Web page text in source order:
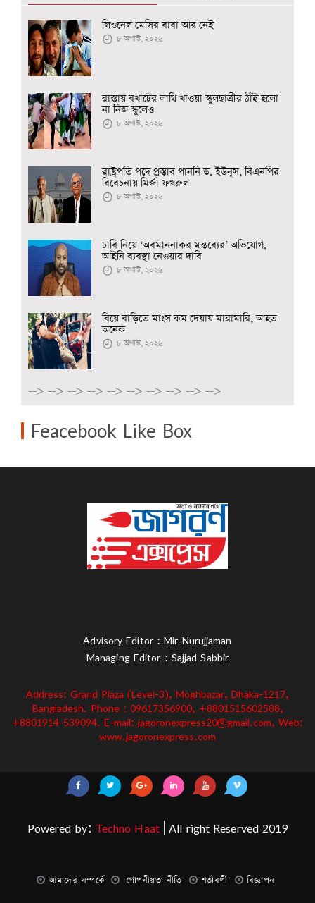
লিওনেল মেসির বাবা আর নেই
৮ অগাস্ট, ২০২৬
রাস্তায় বখাটের লাথি খাওয়া স্কুলছাত্রীর ঠাঁই হলো
না নিজ স্কুলেও
৮ অগাস্ট, ২০২৬
রাষ্ট্রপতি পদে প্রস্তাব পাননি ড. ইউনূস, বিএনপির
বিবেচনায় মির্জা ফখরুল
৮ অগাস্ট, ২০২৬
ঢাবি নিয়ে ‘অবমাননাকর মন্তব্যের’ অভিযোগ,
আইনি ব্যবস্থা নেওয়ার দাবি
৮ অগাস্ট, ২০২৬
বিয়ে বাড়িতে মাংস কম দেয়ায় মারামারি, আহত
অনেক
৮ অগাস্ট, ২০২৬
--> --> --> --> --> --> --> --> --> -->
Feacebook Like Box
Advisory Editor : Mir Nurujjaman
Managing Editor : Sajjad Sabbir
Address: Grand Plaza (Level-3), Moghbazar, Dhaka-1217,
Bangladesh. Phone : 09617356900, +8801515602588,
+8801914-539094. E-mail: jagoronexpress20@gmail.com, Web:
www.jagoronexpress.com
Powered by: Techno Haat| All right Reserved 2019
আমাদের সম্পর্কে গোপনীয়তা নীতি শর্তাবলী বিজ্ঞাপন